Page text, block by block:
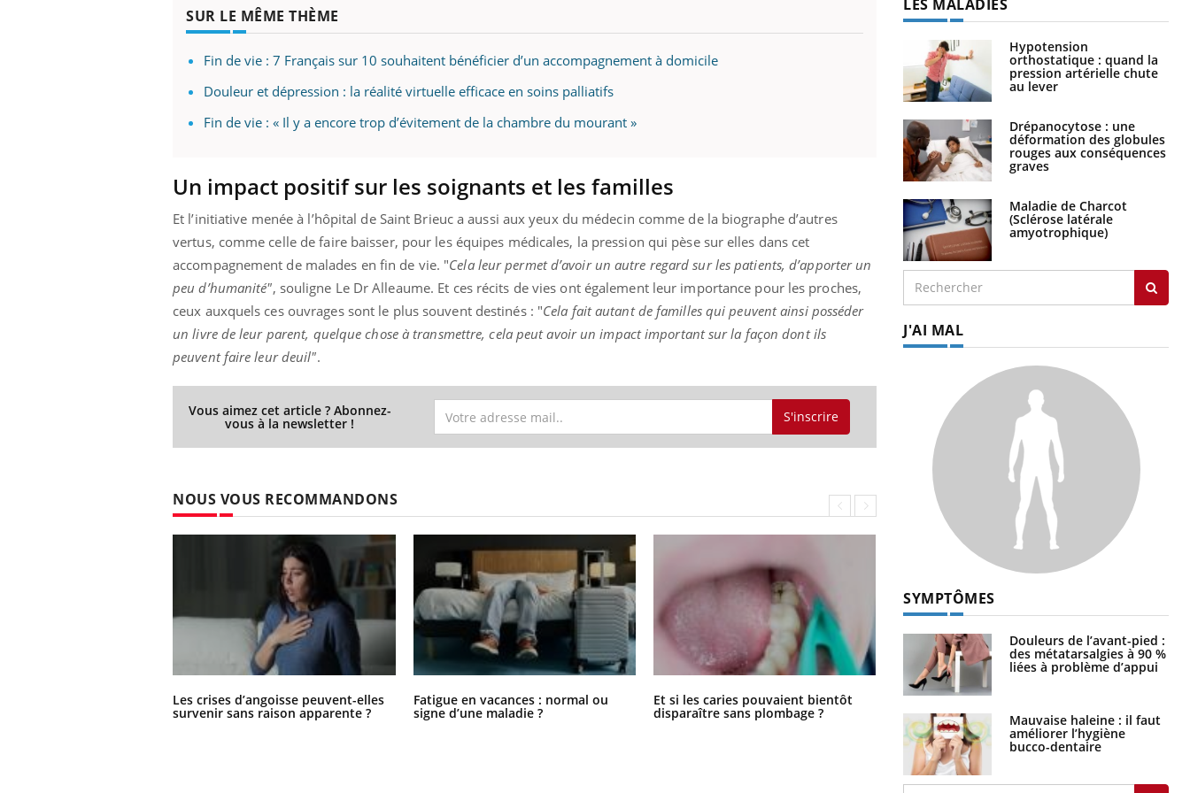
SUR LE MÊME THÈME
Fin de vie : 7 Français sur 10 souhaitent bénéficier d’un accompagnement à domicile
Douleur et dépression : la réalité virtuelle efficace en soins palliatifs
Fin de vie : « Il y a encore trop d’évitement de la chambre du mourant »
Un impact positif sur les soignants et les familles
Et l’initiative menée à l’hôpital de Saint Brieuc a aussi aux yeux du médecin comme de la biographe d’autres
vertus, comme celle de faire baisser, pour les équipes médicales, la pression qui pèse sur elles dans cet
accompagnement de malades en fin de vie. "Cela leur permet d’avoir un autre regard sur les patients, d’apporter un
peu d’humanité", souligne Le Dr Alleaume. Et ces récits de vies ont également leur importance pour les proches,
ceux auxquels ces ouvrages sont le plus souvent destinés : "Cela fait autant de familles qui peuvent ainsi posséder
un livre de leur parent, quelque chose à transmettre, cela peut avoir un impact important sur la façon dont ils
peuvent faire leur deuil".
Vous aimez cet article ? Abonnez-
vous à la newsletter ! S'inscrire
NOUS VOUS RECOMMANDONS
Les crises d’angoisse peuvent-elles
survenir sans raison apparente ?
Fatigue en vacances : normal ou
signe d’une maladie ?
Et si les caries pouvaient bientôt
disparaître sans plombage ?
Éclipse solaire du 12 août : “Des
verres adaptés, c'est indispensable
pour la santé des yeux”
LES MALADIES
Hypotension
orthostatique : quand la
pression artérielle chute
au lever
Drépanocytose : une
déformation des globules
rouges aux conséquences
graves
Maladie de Charcot
(Sclérose latérale
amyotrophique)
J'AI MAL
SYMPTÔMES
Douleurs de l’avant-pied :
des métatarsalgies à 90 %
liées à problème d’appui
Mauvaise haleine : il faut
améliorer l’hygiène
bucco-dentaire